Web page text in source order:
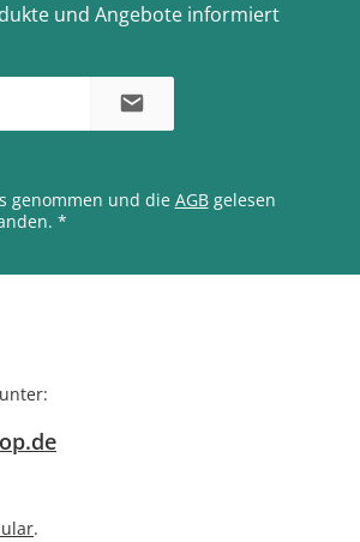
und Angebote informiert
genommen und die AGBgelesen
*
.